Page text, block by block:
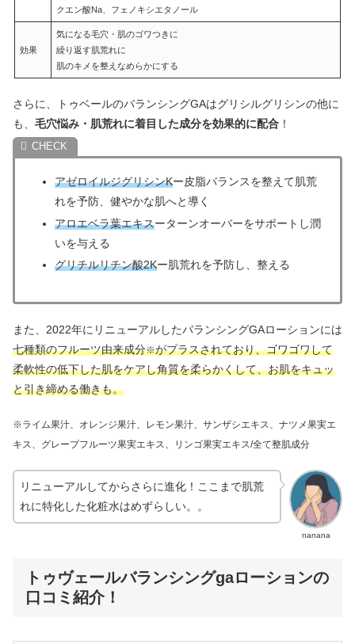
クエン酸Na、フェノキシエタノール
効果
気になる毛穴・肌のゴワつきに
繰り返す肌荒れに
肌のキメを整えなめらかにする
さらに、トゥベールのバランシングGAはグリシルグリシンの他に
も、 毛穴悩み・肌荒れに着目した成分を効果的に配合 ！
アゼロイルジグリシンKー皮脂バランスを整えて肌荒
れを予防、健やかな肌へと導く
アロエベラ葉エキスーターンオーバーをサポートし潤
いを与える
グリチルリチン酸2Kー肌荒れを予防し、整える
また、2022年にリニューアルしたバランシングGAローションには
七種類のフルーツ由来成分※がプラスされており、ゴワゴワして
柔軟性の低下した肌をケアし角質を柔らかくして、お肌をキュッ
と引き締める働きも。
※ライム果汁、オレンジ果汁、レモン果汁、サンザシエキス、ナツメ果実エ
キス、グレープフルーツ果実エキス、リンゴ果実エキス/全て整肌成分
nanana
リニューアルしてからさらに進化！ここまで肌荒
れに特化した化粧水はめずらしい。。
トゥヴェールバランシングgaローションの
口コミ紹介！